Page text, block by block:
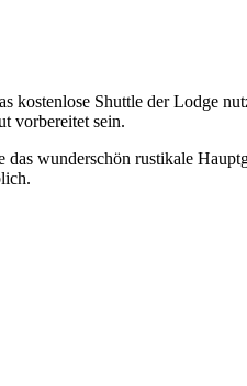
kostenlose Shuttle der Lodge
vorbereitet sein.
wunderschön rustikale